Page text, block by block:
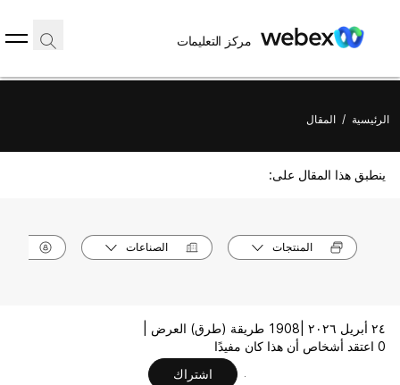
مركز التعليمات
الرئيسية / المقال
ينطبق هذا المقال على:
المنتجات الصناعات
٢٤ أبريل ٢٠٢٦ |
1908 طريقة (طرق) العرض |
0 اعتقد أشخاص أن هذا كان مفيدًا
اشتراك